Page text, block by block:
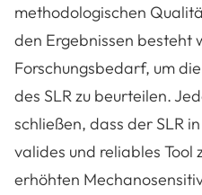
methodologischen
den Ergebnissen besteht
Forschungsbedarf, um
des SLR zu beurteilen.
schließen, dass der SLR
valides und reliables Tool
erhöhten